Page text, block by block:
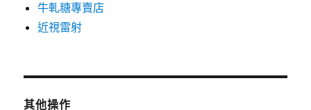
牛軋糖專賣店
近視雷射
其他操作